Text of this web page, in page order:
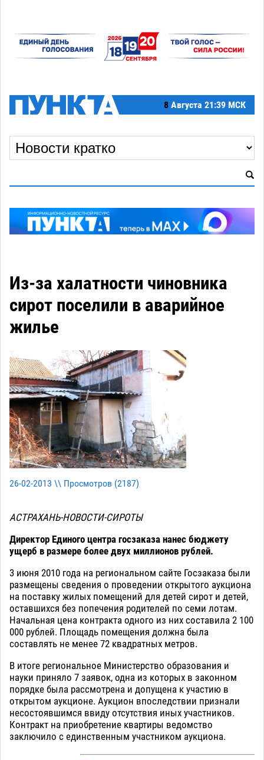
8 Августа 21:39 МСК
Из-за халатности чиновника
сирот поселили в аварийное
жилье
26-02-2013 \\ Просмотров (2187)
АСТРАХАНЬ-НОВОСТИ-СИРОТЫ
Директор Единого центра госзаказа нанес бюджету
ущерб в размере более двух миллионов рублей.
3 июня 2010 года на региональном сайте Госзаказа были
размещены сведения о проведении открытого аукциона
на поставку жилых помещений для детей сирот и детей,
оставшихся без попечения родителей по семи лотам.
Начальная цена контракта одного из них составила 2 100
000 рублей. Площадь помещения должна была
составлять не менее 72 квадратных метров.
В итоге региональное Министерство образования и
науки приняло 7 заявок, одна из которых в законном
порядке была рассмотрена и допущена к участию в
открытом аукционе. Аукцион впоследствии признали
несостоявшимся ввиду отсутствия иных участников.
Контракт на приобретение квартиры ведомство
заключило с единственным участником аукциона.